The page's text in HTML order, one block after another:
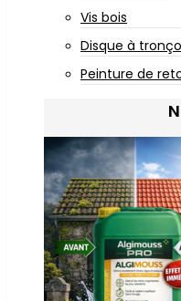
Vis bois
Disque à
Peinture de